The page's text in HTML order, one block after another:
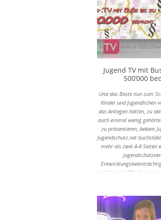
"Kinderspiel" mehr.
Erwachsenen Journalisten
nicht
Jugend TV mit
500‘000
Und das Beste nun zum
Kinder und Jugendlichen
das Anliegen hatten, zu
auch einmal wenig
zu präsentieren, bekam
Jugendschutz.net
mehr als zwei A-4 Seiten
und Jugendgefährdung
gegen Bestimmungen
gegoogelt, das heißt
Stastsvertrag in der